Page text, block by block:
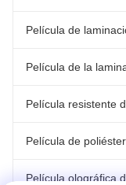
Película de
Película de la
Película resistente
Película de
Película olográfica